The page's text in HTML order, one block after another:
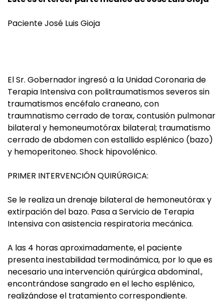
Paciente José Luis Gioja
El Sr. Gobernador ingresó a la Unidad Coronaria de
Terapia Intensiva con politraumatismos severos sin
traumatismos encéfalo craneano, con
traumnatismo cerrado de torax, contusión pulmonar
bilateral y hemoneumotórax bilateral; traumatismo
cerrado de abdomen con estallido esplénico (bazo)
y hemoperitoneo. Shock hipovolénico.
PRIMER INTERVENCIÓN QUIRÚRGICA:
Se le realiza un drenaje bilateral de hemoneutórax y
extirpación del bazo. Pasa a Servicio de Terapia
Intensiva con asistencia respiratoria mecánica.
A las 4 horas aproximadamente, el paciente
presenta inestabilidad termodinámica, por lo que es
necesario una intervención quirúrgica abdominal.,
encontrándose sangrado en el lecho esplénico,
realizándose el tratamiento correspondiente.